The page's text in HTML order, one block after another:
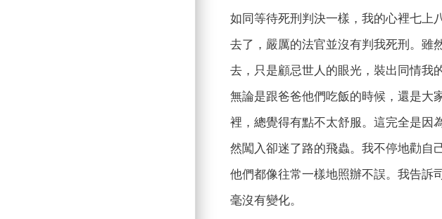
如同等待死刑判決一樣，我的心裡七上
去了，嚴厲的法官並沒有判我死刑。雖
去，只是顧忌世人的眼光，裝出同情我
無論是跟爸爸他們吃飯的時候，還是大
裡，總覺得有點不太舒服。這完全是因
然闖入卻迷了路的飛蟲。我不停地勸自
他們都像往常一樣地照辦不誤。我告訴
毫沒有變化。